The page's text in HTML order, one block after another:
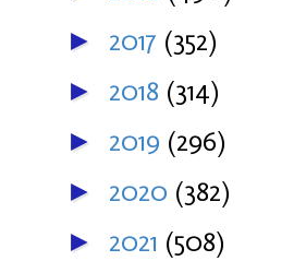
► 2017 (352)
► 2018 (314)
► 2019 (296)
► 2020 (382)
► 2021 (508)